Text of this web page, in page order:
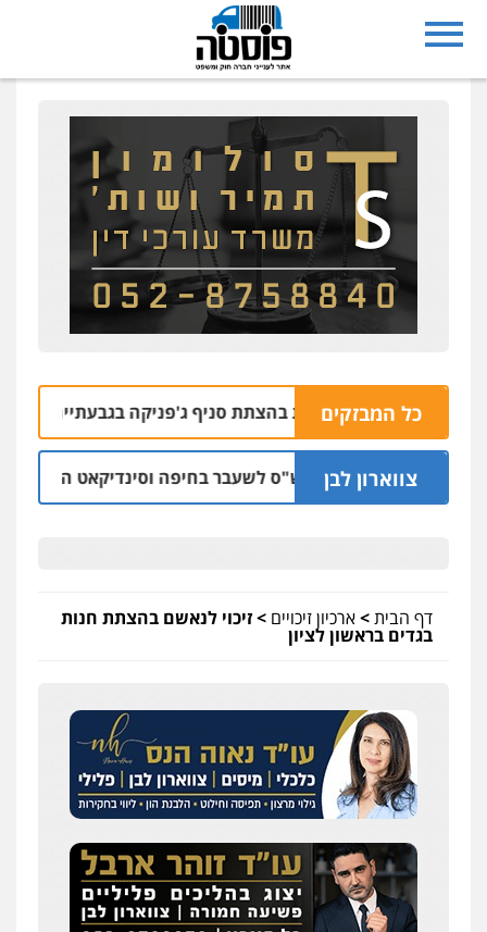
כל המבזקים
בחשד למעורבות בהצתת סניף ג'פניקה בגבעתיים 06.08 | 22:58
צווארון לבן
כתב אישום: יו"ר ש"ס לשעבר בחיפה וסינדיקאט ההלוואות של
דף הבית>ארכיון זיכויים >זיכוי לנאשם בהצתת חנות
בגדים בראשון לציון